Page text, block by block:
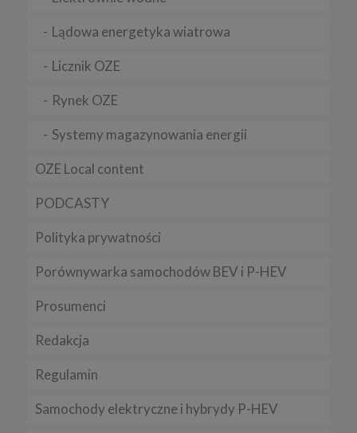
Lądowa energetyka wiatrowa
Licznik OZE
Rynek OZE
Systemy magazynowania energii
OZE Local content
PODCASTY
Polityka prywatności
Porównywarka samochodów BEV i P-HEV
Prosumenci
Redakcja
Regulamin
Samochody elektryczne i hybrydy P-HEV
Pamiętaj, że zmiana ustawienia plików cookies i podobnych
serwisu.
zamieszczenie w serwisie jej nowej wersji.